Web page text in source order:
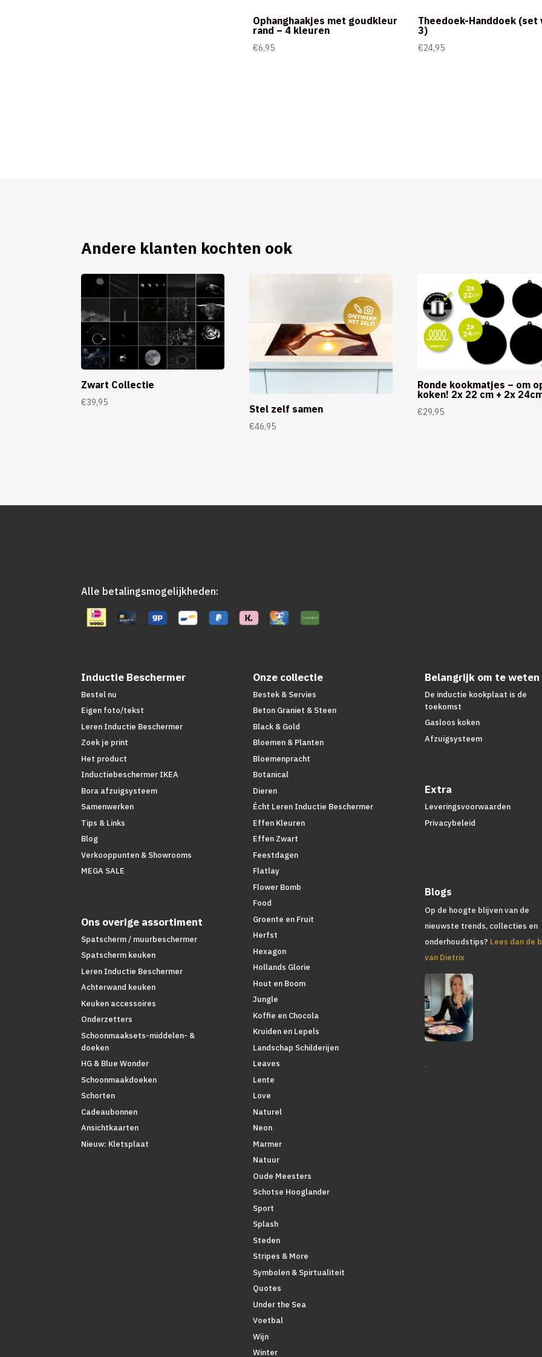
Ophanghaakjes met goudkleur
rand – 4 kleuren
€6,95
Theedoek-Handdoek (set
3)
€24,95
Andere klanten kochten ook
Zwart Collectie
€39,95
Stel zelf samen
€46,95
Ronde kookmatjes – om
koken! 2x 22 cm + 2x
€29,95
Alle betalingsmogelijkheden:
Inductie Beschermer
Bestel nu
Eigen foto/tekst
Leren Inductie Beschermer
Zoek je print
Het product
Inductiebeschermer IKEA
Bora afzuigsysteem
Samenwerken
Tips & Links
Blog
Verkooppunten & Showrooms
MEGA SALE
Ons overige assortiment
Spatscherm / muurbeschermer
Spatscherm keuken
Leren Inductie Beschermer
Achterwand keuken
Keuken accessoires
Onderzetters
Schoonmaaksets-middelen- &
doeken
HG & Blue Wonder
Schoonmaakdoeken
Schorten
Cadeaubonnen
Ansichtkaarten
Nieuw: Kletsplaat
Onze collectie
Bestek & Servies
Beton Graniet & Steen
Black & Gold
Bloemen & Planten
Bloemenpracht
Botanical
Dieren
Écht Leren Inductie Beschermer
Effen Kleuren
Effen Zwart
Feestdagen
Flatlay
Flower Bomb
Food
Groente en Fruit
Herfst
Hexagon
Hollands Glorie
Hout en Boom
Jungle
Koffie en Chocola
Kruiden en Lepels
Landschap Schilderijen
Leaves
Lente
Love
Naturel
Neon
Marmer
Natuur
Oude Meesters
Schotse Hooglander
Sport
Splash
Steden
Stripes & More
Symbolen & Spirtualiteit
Quotes
Under the Sea
Voetbal
Wijn
Winter
Belangrijk om te weten
De inductie kookplaat is de
toekomst
Gasloos koken
Afzuigsysteem
Extra
Leveringsvoorwaarden
Privacybeleid
Blogs
Op de hoogte blijven van de
nieuwste trends, collecties en
onderhoudstips? Lees dan de
van Dietrix
.